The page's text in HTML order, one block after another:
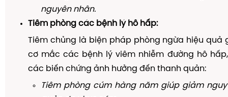
nguyên nhân.
Tiêm phòng các bệnh lý hô hấp:
Tiêm chủng là biện pháp phòng ngừa hiệu quả
cơ mắc các bệnh lý viêm nhiễm đường hô
các biến chứng ảnh hưởng đến thanh quản:
Tiêm phòng cúm hàng năm giúp giảm